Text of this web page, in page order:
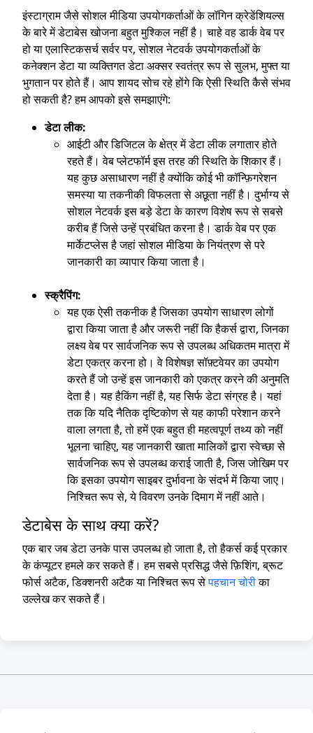
इंस्टाग्राम जैसे सोशल मीडिया उपयोगकर्ताओं के लॉगिन क्रेडेंशियल्स
के बारे में डेटाबेस खोजना बहुत मुश्किल नहीं है। चाहे वह डार्क वेब पर
हो या एलास्टिकसर्च सर्वर पर, सोशल नेटवर्क उपयोगकर्ताओं के
कनेक्शन डेटा या व्यक्तिगत डेटा अक्सर स्वतंत्र रूप से सुलभ, मुफ्त या
भुगतान पर होते हैं। आप शायद सोच रहे होंगे कि ऐसी स्थिति कैसे संभव
हो सकती है? हम आपको इसे समझाएंगे:
डेटा लीक:
आईटी और डिजिटल के क्षेत्र में डेटा लीक लगातार होते
रहते हैं। वेब प्लेटफॉर्म इस तरह की स्थिति के शिकार हैं।
यह कुछ असाधारण नहीं है क्योंकि कोई भी कॉन्फ़िगरेशन
समस्या या तकनीकी विफलता से अछूता नहीं है। दुर्भाग्य से
सोशल नेटवर्क इस बड़े डेटा के कारण विशेष रूप से सबसे
करीब हैं जिसे उन्हें प्रबंधित करना है। डार्क वेब पर एक
मार्केटप्लेस है जहां सोशल मीडिया के नियंत्रण से परे
जानकारी का व्यापार किया जाता है।
स्क्रैपिंग:
यह एक ऐसी तकनीक है जिसका उपयोग साधारण लोगों
द्वारा किया जाता है और जरूरी नहीं कि हैकर्स द्वारा, जिनका
लक्ष्य वेब पर सार्वजनिक रूप से उपलब्ध अधिकतम मात्रा में
डेटा एकत्र करना हो। वे विशेषज्ञ सॉफ़्टवेयर का उपयोग
करते हैं जो उन्हें इस जानकारी को एकत्र करने की अनुमति
देता है। यह हैकिंग नहीं है, यह सिर्फ डेटा संग्रह है। यहां
तक कि यदि नैतिक दृष्टिकोण से यह काफी परेशान करने
वाला लगता है, तो हमें एक बहुत ही महत्वपूर्ण तथ्य को नहीं
भूलना चाहिए, यह जानकारी खाता मालिकों द्वारा स्वेच्छा से
सार्वजनिक रूप से उपलब्ध कराई जाती है, जिस जोखिम पर
कि इसका उपयोग साइबर दुर्भावना के संदर्भ में किया जाए।
निश्चित रूप से, ये विवरण उनके दिमाग में नहीं आते।
डेटाबेस के साथ क्या करें?
एक बार जब डेटा उनके पास उपलब्ध हो जाता है, तो हैकर्स कई प्रकार
के कंप्यूटर हमले कर सकते हैं। हम सबसे प्रसिद्ध जैसे फ़िशिंग, ब्रूट
फोर्स अटैक, डिक्शनरी अटैक या निश्चित रूप सेपहचान चोरीका
उल्लेख कर सकते हैं।